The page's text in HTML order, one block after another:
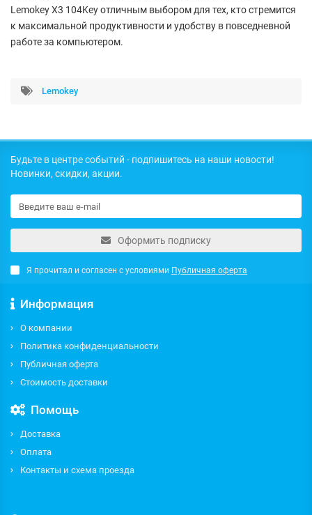
Lemokey X3 104Key отличным выбором для тех, кто стремится
к максимальной продуктивности и удобству в повседневной
работе за компьютером.
Lemokey
Будьте в центре событий - подпишитесь на наши новости!
Новинки, скидки, акции.
Оформить подписку
Я прочитал и согласен с условиями Публичная оферта
Информация
О компании
Политика конфиденциальности
Публичная оферта
Стоимость доставки
Помощь
Доставка
Оплата
Контакты и схема проезда